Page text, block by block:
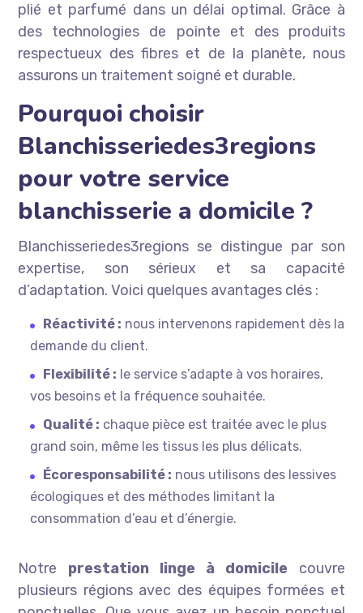
plié et parfumé dans un délai optimal. Grâce à
des technologies de pointe et des produits
respectueux des fibres et de la planète, nous
assurons un traitement soigné et durable.
Pourquoi choisir
Blanchisseriedes3regions
pour votre service
blanchisserie a domicile ?
Blanchisseriedes3regions se distingue par son
expertise, son sérieux et sa capacité
d’adaptation. Voici quelques avantages clés :
Réactivité : nous intervenons rapidement dès la
demande du client.
Flexibilité : le service s’adapte à vos horaires,
vos besoins et la fréquence souhaitée.
Qualité : chaque pièce est traitée avec le plus
grand soin, même les tissus les plus délicats.
Écoresponsabilité : nous utilisons des lessives
écologiques et des méthodes limitant la
consommation d’eau et d’énergie.
Notre prestation linge à domicile couvre
plusieurs régions avec des équipes formées et